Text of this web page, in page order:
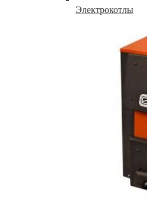
Электрокотлы